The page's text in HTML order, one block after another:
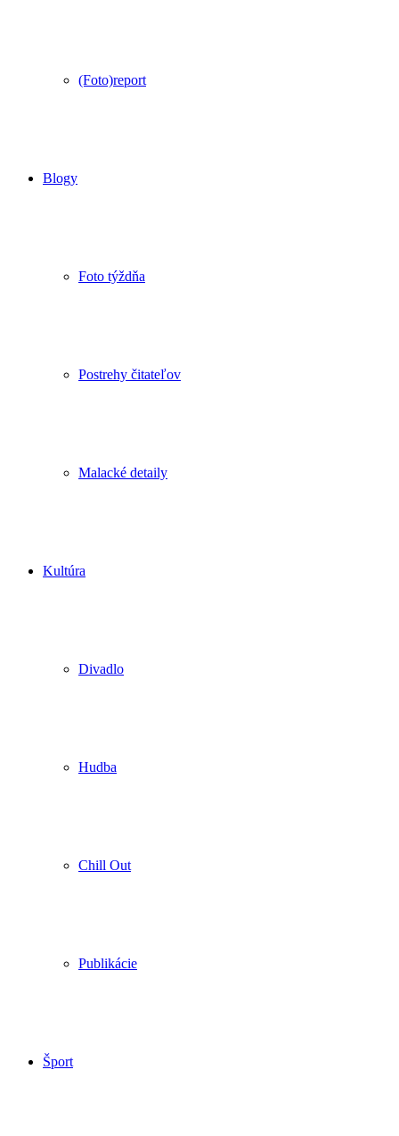
(Foto)report
Blogy
Foto týždňa
Postrehy čitateľov
Malacké detaily
Kultúra
Divadlo
Hudba
Chill Out
Publikácie
Šport